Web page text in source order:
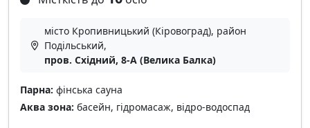
місто Кропивницький (Кіровоград), район
Подільський,
пров. Східний, 8-А (Велика Балка)
Парна: фінська сауна
Аква зона: басейн, гідромасаж, відро-водоспад